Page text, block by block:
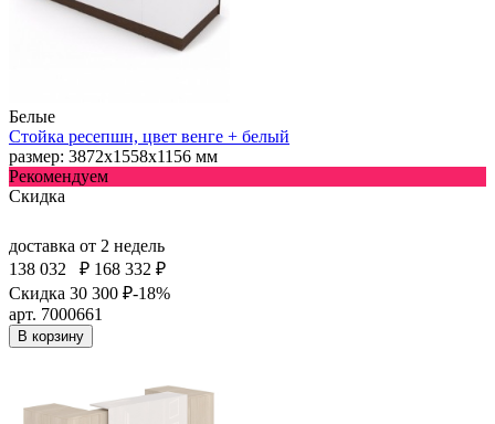
Белые
Стойка ресепшн, цвет венге + белый
размер: 3872х1558х1156 мм
Рекомендуем
Скидка
доставка от 2 недель
138 032
₽ 168 332 ₽
Скидка 30 300 ₽-18%
арт. 7000661
В корзину